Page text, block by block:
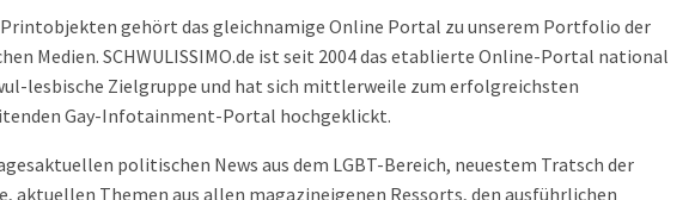
Printobjekten gehört das gleichnamige Online Portal zu unserem Portfolio der
Medien. SCHWULISSIMO.de ist seit 2004 das etablierte Online-Portal national
lesbische Zielgruppe und hat sich mittlerweile zum erfolgreichsten
Gay-Infotainment-Portal hochgeklickt.
politischen News aus dem LGBT-Bereich, neuestem Tratsch der
aktuellen Themen aus allen magazineigenen Ressorts, den ausführlichen